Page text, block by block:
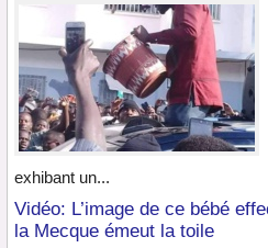
exhibant un...
Vidéo: L’image de ce bébé
la Mecque émeut la toile